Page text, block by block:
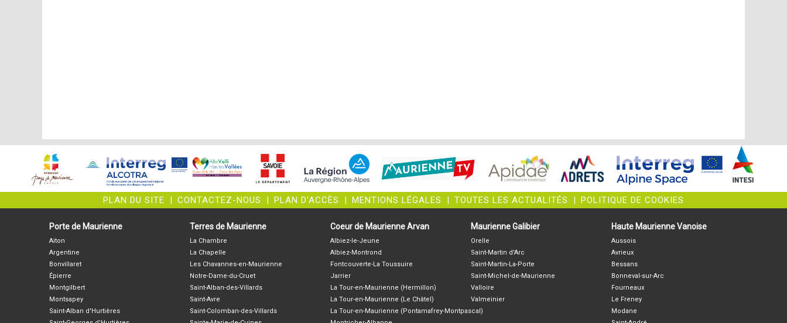
PLAN DU SITE | CONTACTEZ-NOUS | PLAN D'ACCÈS | MENTIONS LÉGALES | TOUTES LES ACTUALITÉS | POLITIQUE DE COOKIES
Porte de Maurienne
Aiton
Argentine
Bonvillaret
Épierre
Montgilbert
Montsapey
Saint-Alban d'Hurtières
Terres de Maurienne
La Chambre
La Chapelle
Les Chavannes-en-Maurienne
Notre-Dame-du-Cruet
Saint-Alban-des-Villards
Saint-Avre
Saint-Colomban-des-Villards
Coeur de Maurienne Arvan
Albiez-le-Jeune
Albiez-Montrond
Fontcouverte-La Toussuire
Jarrier
La Tour-en-Maurienne (Hermillon)
La Tour-en-Maurienne (Le Châtel)
La Tour-en-Maurienne (Pontamafrey-Montpascal)
Maurienne Galibier
Orelle
Saint-Martin d'Arc
Saint-Martin-La-Porte
Saint-Michel-de-Maurienne
Valloire
Valmeinier
Haute Maurienne Vanoise
Aussois
Avrieux
Bessans
Bonneval-sur-Arc
Fourneaux
Le Freney
Modane